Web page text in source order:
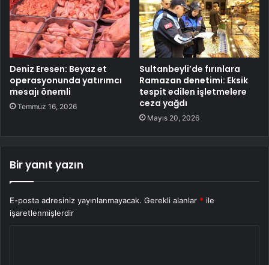
Deniz Eresen: Beyaz et
operasyonunda yatırımcı
mesajı önemli
Temmuz 16, 2026
Sultanbeyli’de fırınlara
Ramazan denetimi: Eksik
tespit edilen işletmelere
ceza yağdı
Mayıs 20, 2026
Bir yanıt yazın
E-posta adresiniz yayınlanmayacak. Gerekli alanlar * ile
işaretlenmişlerdir